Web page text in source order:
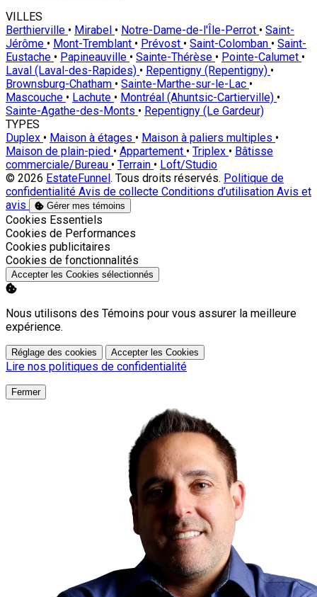
VILLES
Berthierville • Mirabel • Notre-Dame-de-l'Île-Perrot • Saint-
Jérôme • Mont-Tremblant • Prévost • Saint-Colomban • Saint-
Eustache • Papineauville • Sainte-Thérèse • Pointe-Calumet •
Laval (Laval-des-Rapides) • Repentigny (Repentigny) •
Brownsburg-Chatham • Sainte-Marthe-sur-le-Lac •
Mascouche • Lachute • Montréal (Ahuntsic-Cartierville) •
Sainte-Agathe-des-Monts • Repentigny (Le Gardeur)
TYPES
Duplex • Maison à étages • Maison à paliers multiples •
Maison de plain-pied • Appartement • Triplex • Bâtisse
commerciale/Bureau • Terrain • Loft/Studio
© 2026 EstateFunnel . Tous droits réservés. Politique de
confidentialité Avis de collecte Conditions d’utilisation Avis et
avis
Gérer mes témoins
Activer
Cookies Essentiels
Activer
Cookies de Performances
Activer
Cookies publicitaires
Activer
Cookies de fonctionnalités
Accepter les Cookies sélectionnés
Nous utilisons des Témoins pour vous assurer la meilleure
expérience.
Réglage des cookies Accepter les Cookies
Lire nos politiques de confidentialité
Fermer